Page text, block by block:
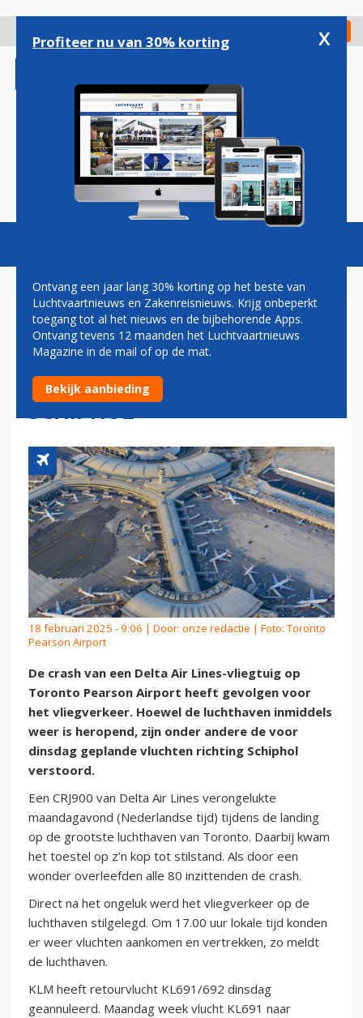
gaan
Check in
Magazine Podcasts Vacatures
DELTA-CRASH ONTREGELT
VLIEGVERKEER TORONTO:
OOK GEVOLGEN VOOR
SCHIPHOL
18 februari 2025 - 9:06 | Door: onze redactie | Foto: Toronto
Pearson Airport
De crash van een Delta Air Lines-vliegtuig op
Toronto Pearson Airport heeft gevolgen voor
het vliegverkeer. Hoewel de luchthaven inmiddels
weer is heropend, zijn onder andere de voor
dinsdag geplande vluchten richting Schiphol
verstoord.
Een CRJ900 van Delta Air Lines verongelukte
maandagavond (Nederlandse tijd) tijdens de landing
op de grootste luchthaven van Toronto. Daarbij kwam
het toestel op z’n kop tot stilstand. Als door een
wonder overleefden alle 80 inzittenden de crash.
Direct na het ongeluk werd het vliegverkeer op de
luchthaven stilgelegd. Om 17.00 uur lokale tijd konden
er weer vluchten aankomen en vertrekken, zo meldt
de luchthaven.
KLM heeft retourvlucht KL691/692 dinsdag
geannuleerd. Maandag week vlucht KL691 naar
Profiteer nu van 30% korting x
Ontvang een jaar lang 30% korting op het beste van
Luchtvaartnieuws en Zakenreisnieuws. Krijg onbeperkt
toegang tot al het nieuws en de bijbehorende Apps.
Ontvang tevens 12 maanden het Luchtvaartnieuws
Magazine in de mail of op de mat.
Bekijk aanbieding